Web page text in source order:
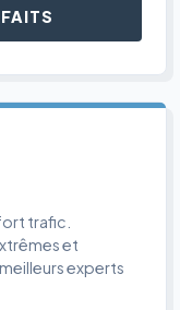
trafic.
et
experts